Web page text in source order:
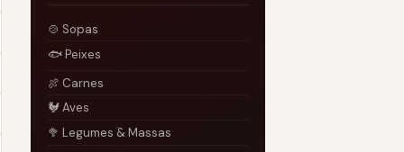
🍲 Sopas
🐟 Peixes
🍖 Carnes
🐓 Aves
🥦 Legumes & Massas